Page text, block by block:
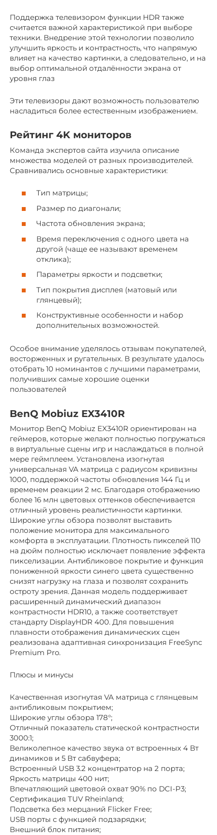
Поддержка телевизором функции HDR также
считается важной характеристикой при выборе
техники. Внедрение этой технологии позволило
улучшить яркость и контрастность, что напрямую
влияет на качество картинки, а следовательно, и на
выбор оптимальной отдалённости экрана от
уровня глаз
Эти телевизоры дают возможность пользователю
насладиться более естественным изображением.
Рейтинг 4K мониторов
Команда экспертов сайта изучила описание
множества моделей от разных производителей.
Сравнивались основные характеристики:
Тип матрицы;
Размер по диагонали;
Частота обновления экрана;
Время переключения с одного цвета на
другой (чаще ее называют временем
отклика);
Параметры яркости и подсветки;
Тип покрытия дисплея (матовый или
глянцевый);
Конструктивные особенности и набор
дополнительных возможностей.
Особое внимание уделялось отзывам покупателей,
восторженных и ругательных. В результате удалось
отобрать 10 номинантов с лучшими параметрами,
получивших самые хорошие оценки
пользователей
BenQ Mobiuz EX3410R
Монитор BenQ Mobiuz EX3410R ориентирован на
геймеров, которые желают полностью погружаться
в виртуальные сцены игр и наслаждаться в полной
мере геймплеем. Установлена изогнутая
универсальная VA матрица с радиусом кривизны
1000, поддержкой частоты обновления 144 Гц и
временем реакции 2 мс. Благодаря отображению
более 16 млн цветовых оттенков обеспечивается
отличный уровень реалистичности картинки.
Широкие углы обзора позволят выставить
положение монитора для максимального
комфорта в эксплуатации. Плотность пикселей 110
на дюйм полностью исключает появление эффекта
пикселизации. Антибликовое покрытие и функция
пониженной яркости синего цвета существенно
снизят нагрузку на глаза и позволят сохранить
остроту зрения. Данная модель поддерживает
расширенный динамический диапазон
контрастности HDR10, а также соответствует
стандарту DisplayHDR 400. Для повышения
плавности отображения динамических сцен
реализована адаптивная синхронизация FreeSync
Premium Pro.
Плюсы и минусы
Качественная изогнутая VA матрица с глянцевым
антибликовым покрытием;
Широкие углы обзора 178°;
Отличный показатель статической контрастности
3000:1;
Великолепное качество звука от встроенных 4 Вт
динамиков и 5 Вт сабвуфера;
Встроенный USB 3.2 концентратор на 2 порта;
Яркость матрицы 400 нит;
Впечатляющий цветовой охват 90% по DCI-P3;
Сертификация TUV Rheinland;
Подсветка без мерцаний Flicker Free;
USB порты с функцией подзарядки;
Внешний блок питания;